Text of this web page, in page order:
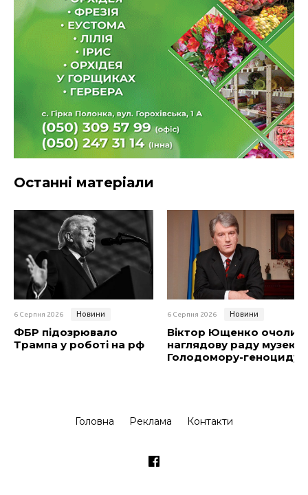
Останні матеріали
6 Серпня 2026 Новини
ФБР підозрювало
Трампа у роботі на рф
6 Серпня 2026 Новини
Віктор Ющенко очолив
наглядову раду музею
Голодомору-геноциду
Головна Реклама Контакти